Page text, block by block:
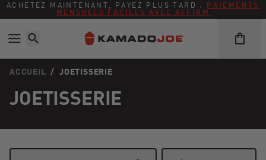
Ignorer et passer au contenu
Politique d'accessibilité
ACHETEZ MAINTENANT, PAYEZ PLUS TARD :
PAIEMENTS
MENSUELS FACILES AVEC AFFIRM
ACCUEIL / JOETISSERIE
JOETISSERIE